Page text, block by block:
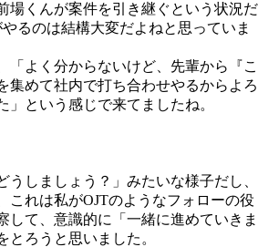
場くんが案件を引き継ぐという状況だ
るのは結構大変だよねと思っていま
「よく分からないけど、先輩から『こ
集めて社内で打ち合わせやるからよろ
」という感じで来てましたね。
うしましょう？」みたいな様子だし、
これは私がOJTのようなフォローの役
して、意識的に「一緒に進めていきま
とろうと思いました。